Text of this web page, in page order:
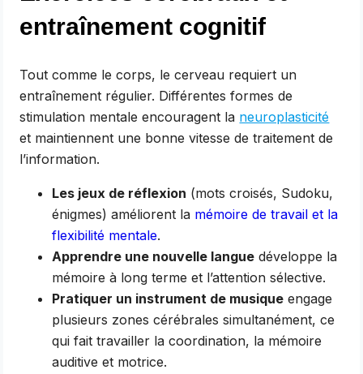
entraînement cognitif
Tout comme le corps, le cerveau requiert un
entraînement régulier. Différentes formes de
stimulation mentale encouragent la neuroplasticité
et maintiennent une bonne vitesse de traitement de
l’information.
Les jeux de réflexion (mots croisés, Sudoku,
énigmes) améliorent la mémoire de travail et la
flexibilité mentale.
Apprendre une nouvelle langue développe la
mémoire à long terme et l’attention sélective.
Pratiquer un instrument de musique engage
plusieurs zones cérébrales simultanément, ce
qui fait travailler la coordination, la mémoire
auditive et motrice.